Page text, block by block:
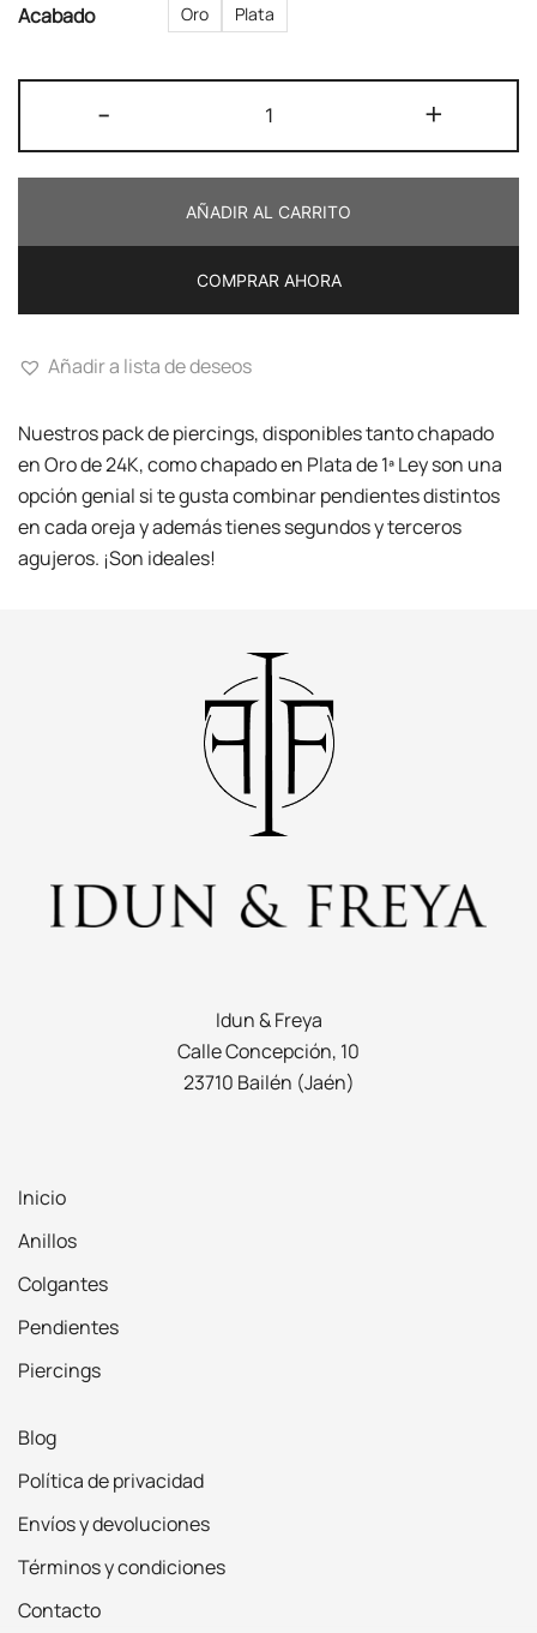
Acabado Oro Plata
-
de
3
cantidad
+
AÑADIR AL CARRITO
COMPRAR AHORA
Añadir a lista de deseos
Nuestros pack de piercings, disponibles tanto chapado
en Oro de 24K, como chapado en Plata de 1ª Ley son una
opción genial si te gusta combinar pendientes distintos
en cada oreja y además tienes segundos y terceros
agujeros. ¡Son ideales!
Idun & Freya
Calle Concepción, 10
23710 Bailén (Jaén)
Inicio
Anillos
Colgantes
Pendientes
Piercings
Blog
Política de privacidad
Envíos y devoluciones
Términos y condiciones
Contacto